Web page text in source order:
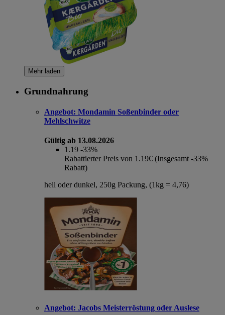
Mehr laden
Grundnahrung
Angebot: Mondamin Soßenbinder oder
Mehlschwitze
Gültig ab 13.08.2026
1.19 -33%
Rabattierter Preis von 1.19€ (Insgesamt -33%
Rabatt)
hell oder dunkel, 250g Packung, (1kg = 4,76)
Angebot: Jacobs Meisterröstung oder Auslese